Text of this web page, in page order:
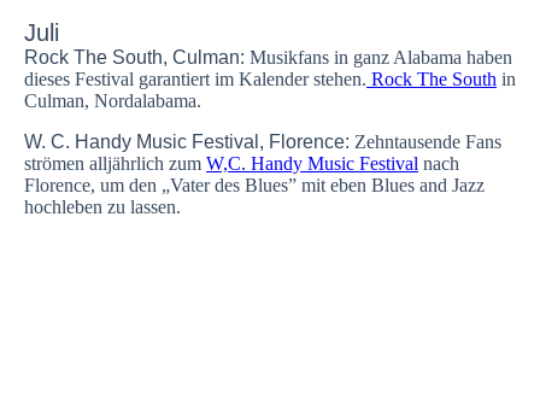
Juli
Rock The South, Culman: Musikfans in ganz Alabama haben
dieses Festival garantiert im Kalender stehen. Rock The South in
Culman, Nordalabama.
W. C. Handy Music Festival, Florence: Zehntausende Fans
strömen alljährlich zum W,C. Handy Music Festival nach
Florence, um den „Vater des Blues” mit eben Blues and Jazz
hochleben zu lassen.